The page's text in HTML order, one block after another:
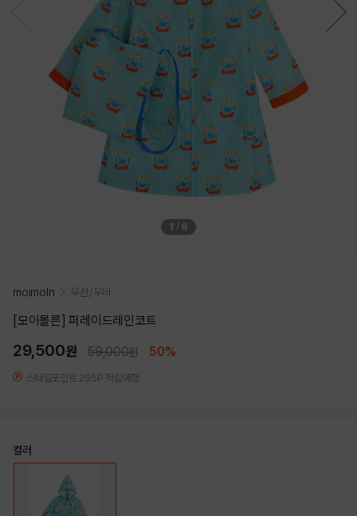
1 / 6
moimoln 우산/우비
[모이몰른] 퍼레이드레인코트
29,500원 59,000원 50%
스타일포인트 295P 적립예정
컬러